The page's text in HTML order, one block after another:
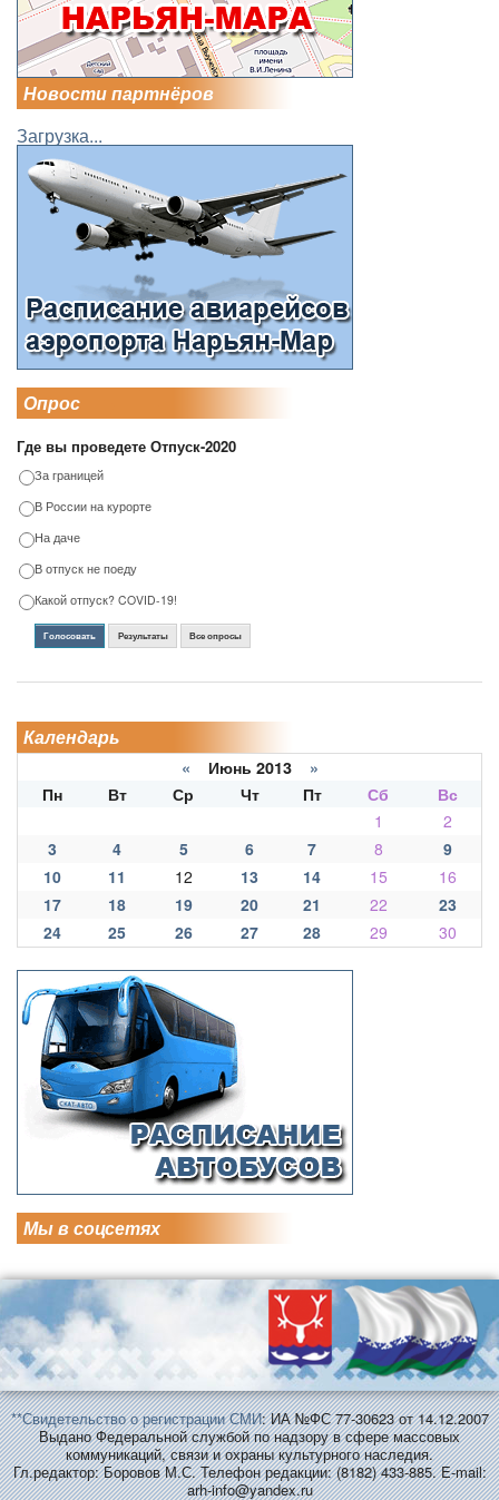
Новости партнёров
Загрузка...
Опрос
Где вы проведете Отпуск-2020
За границей
В России на курорте
На даче
В отпуск не поеду
Какой отпуск? COVID-19!
Голосовать Результаты Все опросы
Календарь
« Июнь 2013 »
Пн
Вт Ср Чт Пт Сб
Вс
1
2
3
4 5 6 7 8
9
10
11 12 13 14 15
16
17
18 19 20 21 22
23
24
25 26 27 28 29 30
Мы в соцсетях
**Свидетельство о регистрации СМИ: ИА №ФС 77-30623 от 14.12.2007
Выдано Федеральной службой по надзору в сфере массовых
коммуникаций, связи и охраны культурного наследия.
Гл.редактор: Боровов М.С. Телефон редакции: (8182) 433-885. E-mail:
arh-info@yandex.ru